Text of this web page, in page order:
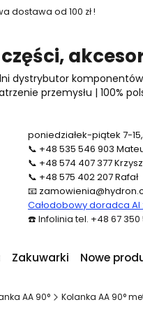
dostawa od 100 zł !
dystrybutor
przemysłu | 100%
poniedziałek-piątek 7-
📞 +48 535 546 903
📞 +48 574 407 377
📞 +48 575 402 207Rafał
📧
Całodobowy doradca AI
☎️ Infolinia tel. +48 67 350
Zakuwarki Nowe
AA 90° Kolanka AA 90°